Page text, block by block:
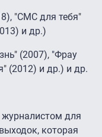
"СМС для тебя"
и др.)
(2007), "Фрау
(2012) и др.) и др.
для
которая